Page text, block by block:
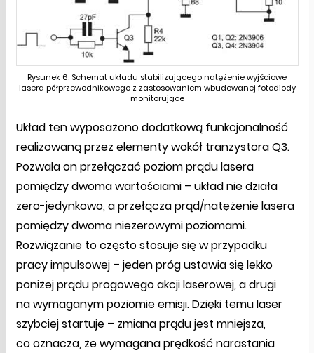
Rysunek 6. Schemat układu stabilizującego natężenie wyjściowe
lasera półprzewodnikowego z zastosowaniem wbudowanej fotodiody
monitorujące
Układ ten wyposażono dodatkową funkcjonalność
realizowaną przez elementy wokół tranzystora Q3.
Pozwala on przełączać poziom prądu lasera
pomiędzy dwoma wartościami – układ nie działa
zero-jedynkowo, a przełącza prąd/natężenie lasera
pomiędzy dwoma niezerowymi poziomami.
Rozwiązanie to często stosuje się w przypadku
pracy impulsowej – jeden próg ustawia się lekko
poniżej prądu progowego akcji laserowej, a drugi
na wymaganym poziomie emisji. Dzięki temu laser
szybciej startuje – zmiana prądu jest mniejsza,
co oznacza, że wymagana prędkość narastania